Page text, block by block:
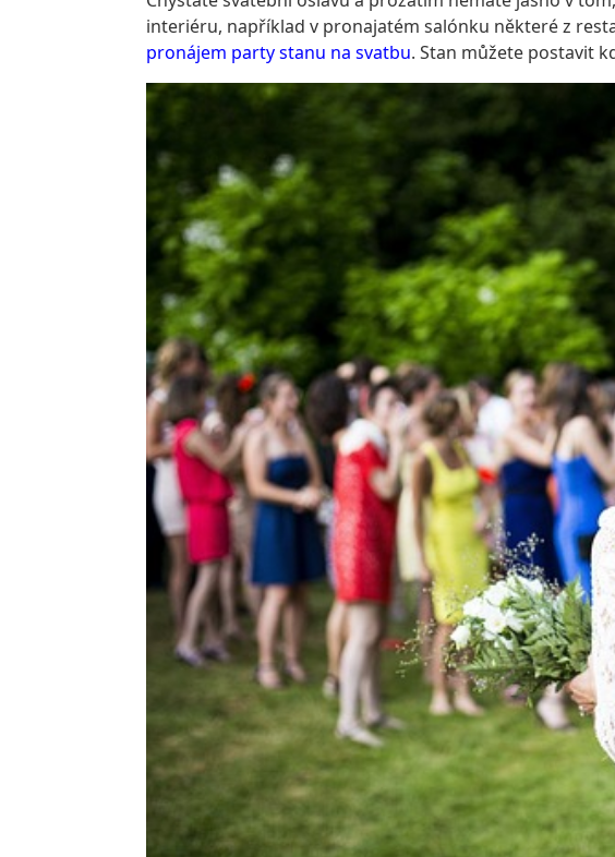
interiéru, například v pronajatém salónku některé z
pronájem party stanu na svatbu. Stan můžete postavit